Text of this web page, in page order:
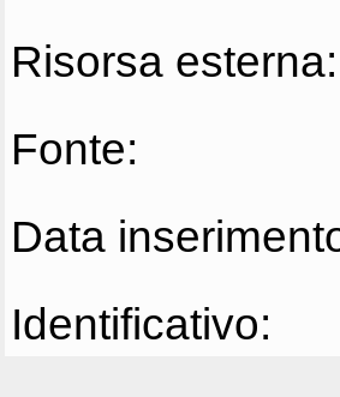
Risorsa esterna:
Fonte:
Data
Identificativo: